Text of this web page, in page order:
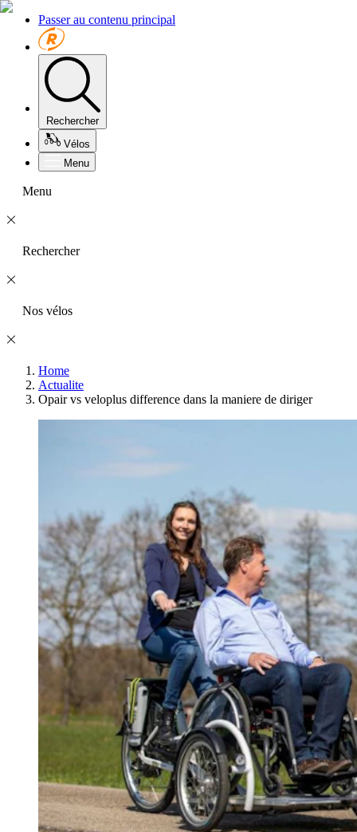
Passer au contenu principal
Rechercher
Vélos
Menu
Menu
Rechercher
Nos vélos
Home
Actualite
Opair vs veloplus difference dans la maniere de diriger